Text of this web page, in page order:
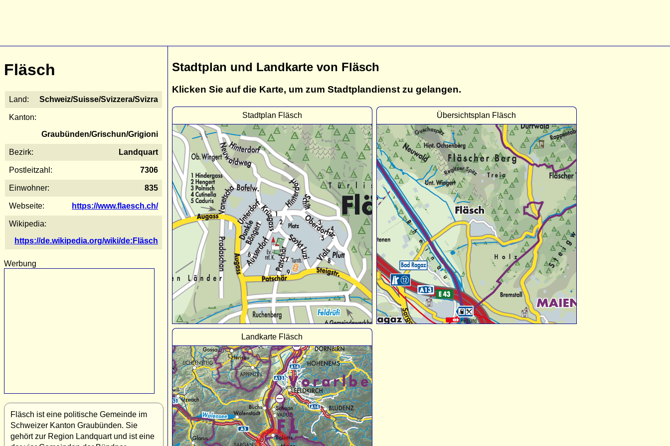
Fläsch
Land: Schweiz/Suisse/Svizzera/Svizra
Kanton:
Graubünden/Grischun/Grigioni
Bezirk: Landquart
Postleitzahl: 7306
Einwohner: 835
Webseite: https://www.flaesch.ch/
Wikipedia:
https://de.wikipedia.org/wiki/de:Fläsch
Werbung
Fläsch ist eine politische Gemeinde im
Schweizer Kanton Graubünden. Sie
gehört zur Region Landquart und ist eine
Stadtplan und Landkarte von Fläsch
Klicken Sie auf die Karte, um zum Stadtplandienst zu gelangen.
Stadtplan Fläsch Übersichtsplan Fläsch
Landkarte Fläsch